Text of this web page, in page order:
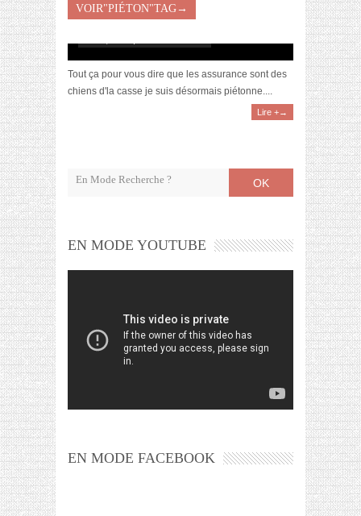
VOIR"PIÉTON"TAG→
Ma nouvelle vie de piétonne
Tout ça pour vous dire que les assurance sont des
chiens d'la casse je suis désormais piétonne....
Lire +→
OK
EN MODE YOUTUBE
EN MODE FACEBOOK